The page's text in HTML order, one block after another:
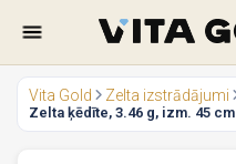
Vita Gold Zelta izstrādājumi
Zelta ķēdīte, 3.46 g, izm. 45 cm